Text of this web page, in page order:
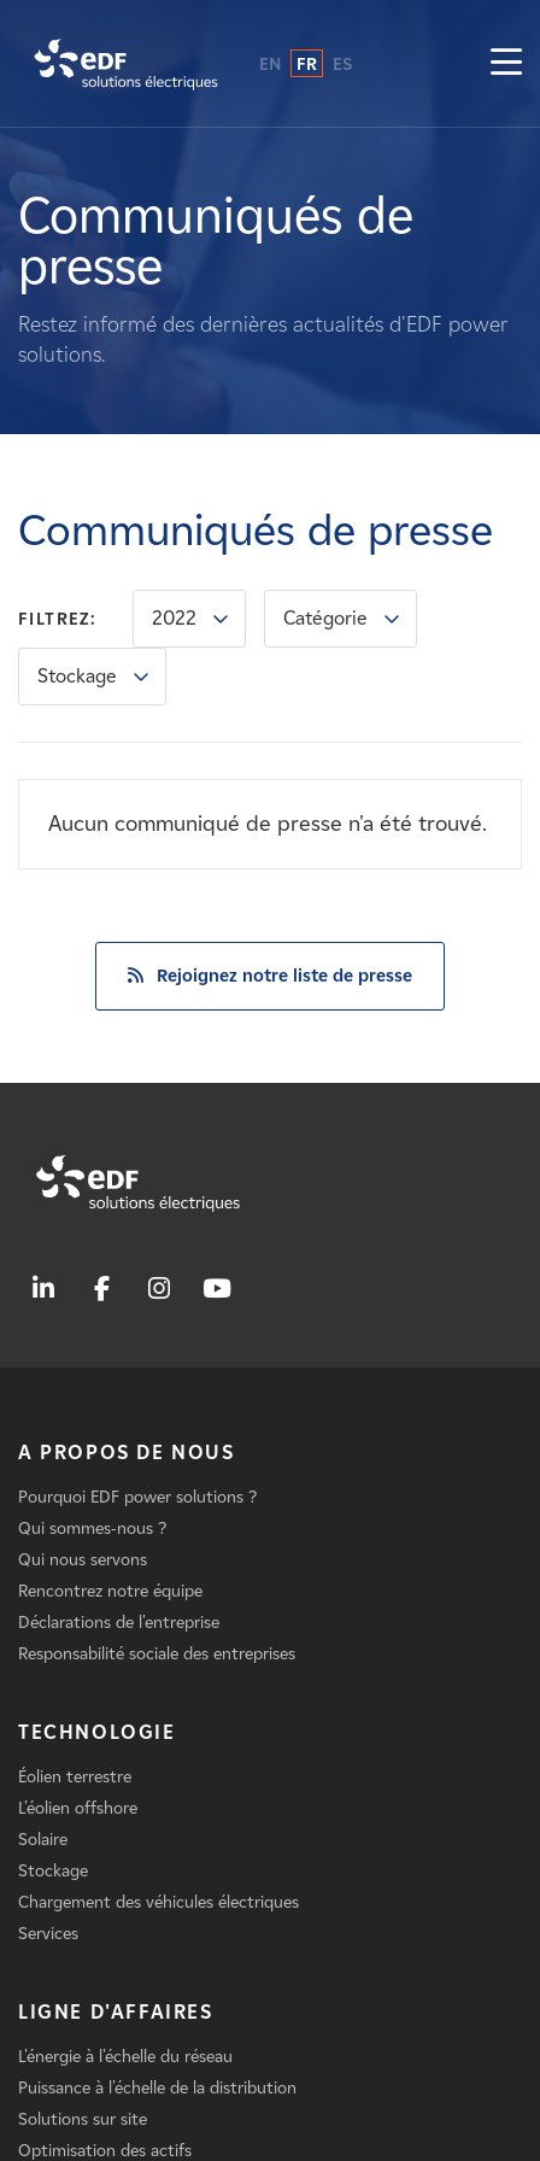
A propos de nous
Ce que nous faisons
Propriétaires fonciers
Carrières
Nouvelles
Contactez-nous
EN FR ES
Communiqués de
presse
Restez informé des dernières actualités d'EDF power
solutions.
Communiqués de presse
FILTREZ: 2022 Catégorie
Stockage
Aucun communiqué de presse n'a été trouvé.
Rejoignez notre liste de presse
A PROPOS DE NOUS
Pourquoi EDF power solutions ?
Qui sommes-nous ?
Qui nous servons
Rencontrez notre équipe
Déclarations de l'entreprise
Responsabilité sociale des entreprises
TECHNOLOGIE
Éolien terrestre
L'éolien offshore
Solaire
Stockage
Chargement des véhicules électriques
Services
LIGNE D'AFFAIRES
L'énergie à l'échelle du réseau
Puissance à l'échelle de la distribution
Solutions sur site
Optimisation des actifs